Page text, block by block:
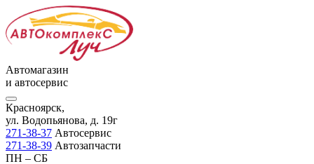
Автомагазин
и автосервис
Красноярск,
ул. Водопьянова, д. 19г
271-38-37 Автосервис
271-38-39 Автозапчасти
ПН – СБ